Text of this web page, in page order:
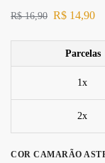
R$16,90 R$ 14,90
Parcelas
1x
2x
COR CAMARÃO